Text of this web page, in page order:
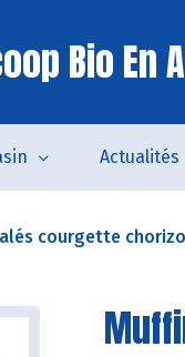
Bio En
Actualités
courgette chorizo